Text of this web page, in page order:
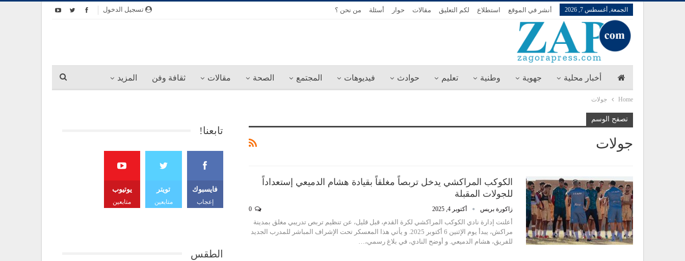
تسجيل الدخول الجمعة, أغسطس 7, 2026 أنشر في الموقع استطلاع لكم التعليق مقالات حوار أسئلة من نحن ؟
أخبار محلية جهوية وطنية تعليم حوادث فيديوهات المجتمع الصحة مقالات ثقافة وفن المزيد
Home جولات
تصفح الوسم
جولات
الكوكب المراكشي يدخل تربصاً مغلقاً بقيادة هشام الدميعي إستعداداً
للجولات المقبلة
زاكورة بريس أكتوبر 4, 2025
أعلنت إدارة نادي الكوكب المراكشي لكرة القدم، قبل قليل، عن تنظيم تربص تدريبي مغلق بمدينة
مراكش، يبدأ يوم الإثنين 6 أكتوبر 2025. و يأتي هذا المعسكر تحت الإشراف المباشر للمدرب الجديد
للفريق، هشام الدميعي. و أوضح النادي، في بلاغ رسمي،…
تابعنا!
فايسبوك
إعجاب
تويتر
متابعين
يوتيوب
متابعين
الطقس